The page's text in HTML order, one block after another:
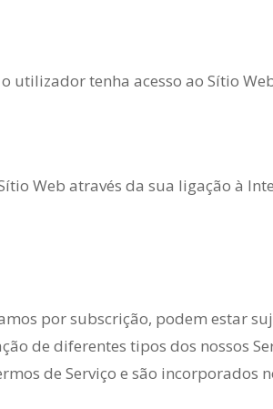
tenha acesso ao Sítio
Web através da sua ligação à
por subscrição, podem estar
de diferentes tipos dos nossos
de Serviço e são incorporados